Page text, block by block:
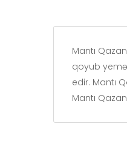
Mantı
qoyub
edir. Mantı
Mantı